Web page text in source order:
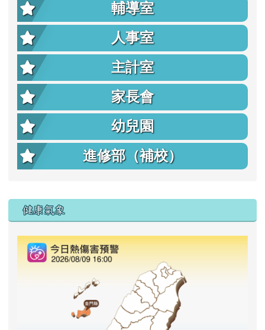
輔導室
人事室
主計室
家長會
幼兒園
進修部（補校）
右邊區域內容
健康氣象